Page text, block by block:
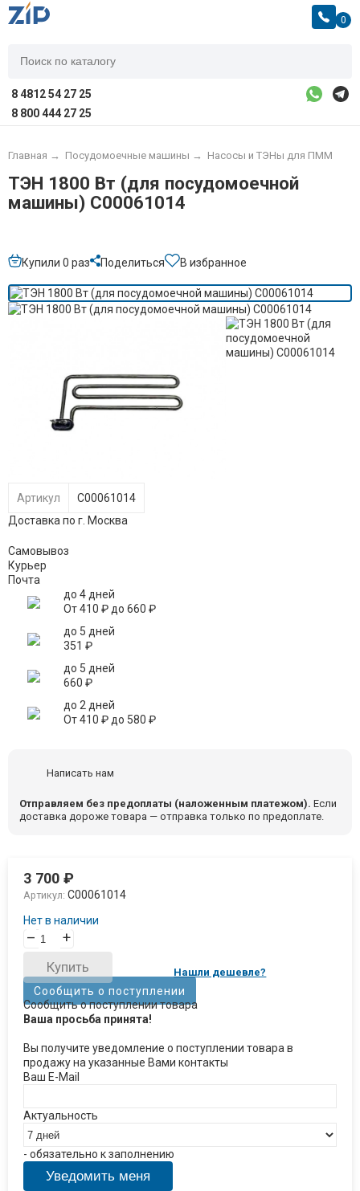
0
8 4812 54 27 25
8 800 444 27 25
Главная → Посудомоечные машины → Насосы и ТЭНы для ПММ
ТЭН 1800 Вт (для посудомоечной
машины) C00061014
Купили 0 раз Поделиться В избранное
Артикул
C00061014
Доставка по г. Москва
Самовывоз
Курьер
Почта
до 4 дней
От 410 ₽ до 660 ₽
до 5 дней
351 ₽
до 5 дней
660 ₽
до 2 дней
От 410 ₽ до 580 ₽
Написать нам
Отправляем без предоплаты (наложенным платежом). Если
доставка дороже товара — отправка только по предоплате.
3 700₽
Артикул: C00061014
Нет в наличии
– +
Купить Нашли дешевле?
Сообщить о поступлении
Сообщить о поступлении товара
Ваша просьба принята!
Вы получите уведомление о поступлении товара в
продажу на указанные Вами контакты
Ваш E-Mail
Актуальность
- обязательно к заполнению